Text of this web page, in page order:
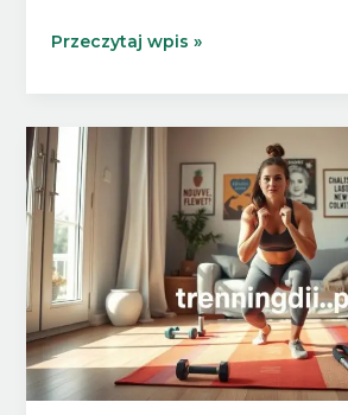
Najlepsze
codziennego
dla
osób,
które
chcą
poprawić
kondycję
Przeczytaj wpis »